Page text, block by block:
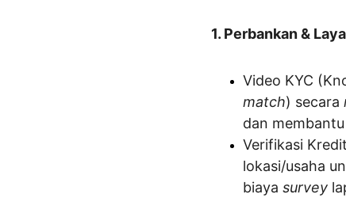
1. Perbankan &
Video KYC
match) secara
dan
Verifikasi
lokasi/usaha
biaya survey